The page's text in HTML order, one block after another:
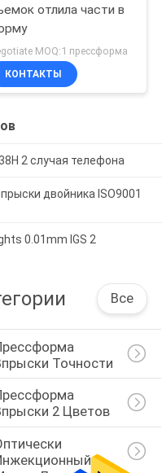
отлила части в
MOQ:1 прессформа
КОНТАКТЫ
2 случая телефона
двойника ISO9001
0.01mm IGS 2
Все
Точности
2 Цветов